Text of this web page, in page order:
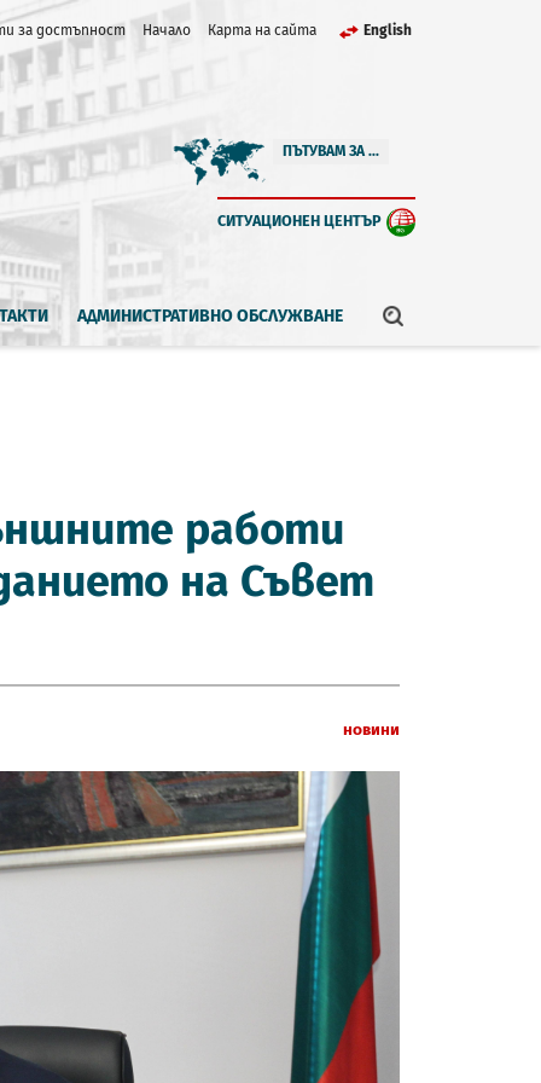
за достъпност Начало Карта на сайта English
ПЪТУВАМ ЗА ...
СИТУАЦИОНЕН ЦЕНТЪР
АДМИНИСТРАТИВНО ОБСЛУЖВАНЕ
работи
на Съвет
Новини